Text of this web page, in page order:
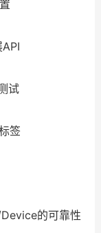
试
签
的可靠性